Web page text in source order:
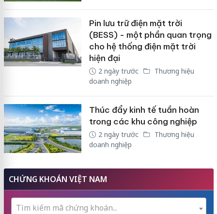
Pin lưu trữ điện mặt trời
(BESS) - một phần quan trọng
cho hệ thống điện mặt trời
hiện đại
2 ngày trước
Thương hiệu
doanh nghiệp
Thúc đẩy kinh tế tuần hoàn
trong các khu công nghiệp
2 ngày trước
Thương hiệu
doanh nghiệp
CHỨNG KHOÁN VIỆT NAM
Tìm kiếm mã chứng khoán...